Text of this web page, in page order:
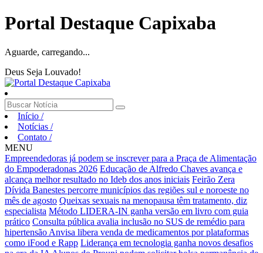
Portal Destaque Capixaba
Aguarde, carregando...
Deus Seja Louvado!
Início /
Notícias /
Contato /
MENU
Empreendedoras já podem se inscrever para a Praça de Alimentação
do Empoderadonas 2026 Educação de Alfredo Chaves avança e
alcança melhor resultado no Ideb dos anos iniciais Feirão Zera
Dívida Banestes percorre municípios das regiões sul e noroeste no
mês de agosto Queixas sexuais na menopausa têm tratamento, diz
especialista Método LIDERA-IN ganha versão em livro com guia
prático Consulta pública avalia inclusão no SUS de remédio para
hipertensão Anvisa libera venda de medicamentos por plataformas
como iFood e Rapp Liderança em tecnologia ganha novos desafios